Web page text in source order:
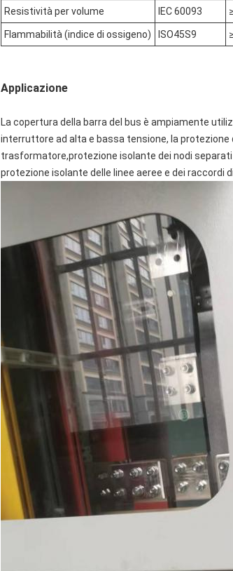
Resistività per volume IEC 60093 ≥
Flammabilità (indice di ossigeno) ISO45S9
Applicazione
La copertura della barra del bus è ampiamente
interruttore ad alta e bassa tensione, la protezione
trasformatore,protezione isolante dei nodi
protezione isolante delle linee aeree e dei raccordi